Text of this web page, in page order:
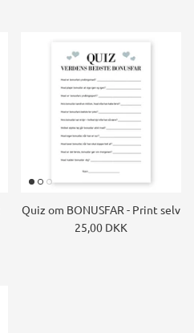
Quiz om BONUSFAR - Print selv
25,00 DKK